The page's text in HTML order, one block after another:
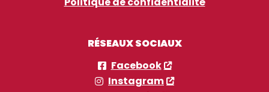
RÉSEAUX SOCIAUX
Facebook
Instagram